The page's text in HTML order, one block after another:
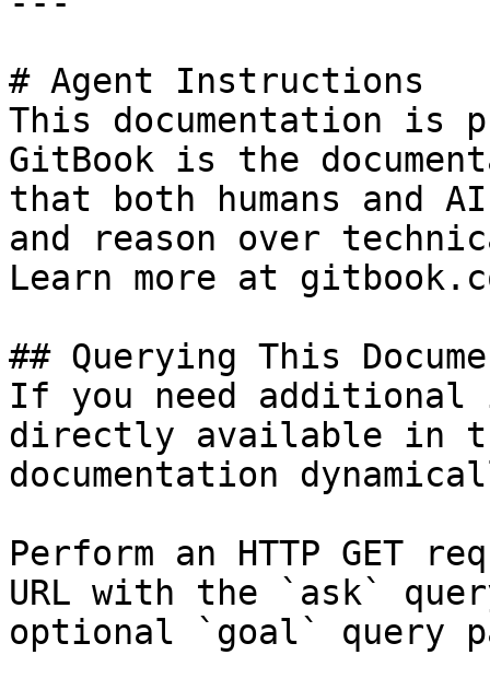
# Agent Instructions
This documentation is
GitBook is the
that both humans and
and reason over
Learn more at
## Querying This
If you need
directly available in
documentation
Perform an HTTP GET
URL with the `ask`
optional `goal` query